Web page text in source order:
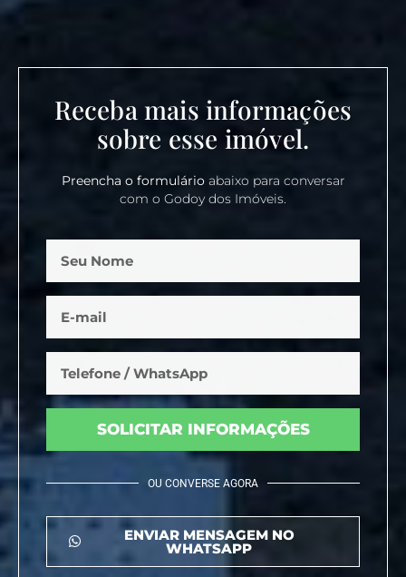
Receba mais informações
sobre esse imóvel.
Preencha o formulárioabaixo para conversar
com o Godoy dos Imóveis.
SOLICITAR INFORMAÇÕES
OU CONVERSE AGORA
ENVIAR MENSAGEM NO
WHATSAPP